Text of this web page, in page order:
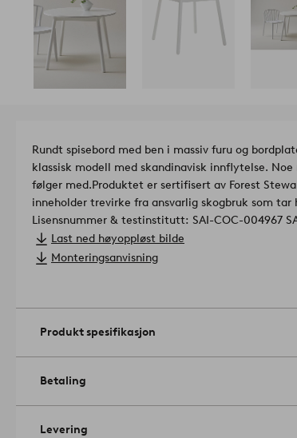
Rundt spisebord med ben i massiv furu og
klassisk modell med skandinavisk innflytelse.
følger med.Produktet er sertifisert av Forest
inneholder trevirke fra ansvarlig skogbruk som
Lisensnummer & testinstitutt: SAI-COC-004967
Ben av materiale: furutre.
Belegg: lakkert.
Antall seteplasser: 5.
Monteringsanvisning inkludert.
annen beskyttelse på kontaktflatene mot gulvet.
Last ned høyoppløst bilde
Monteringsanvisning
Produkt spesifikasjon
Betaling
Levering